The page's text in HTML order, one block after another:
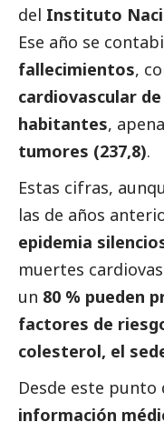
del Instituto
Ese año se
fallecimientos,
cardiovascular de
habitantes,
tumores (237,8).
Estas cifras,
las de años
epidemia
muertes
un 80 % pueden
factores de
colesterol, el
Desde este punto
información